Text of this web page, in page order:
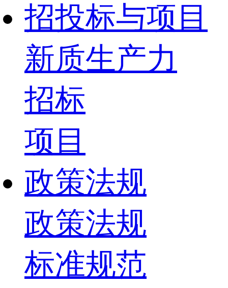
招投标与项目
新质生产力
招标
项目
政策法规
政策法规
标准规范